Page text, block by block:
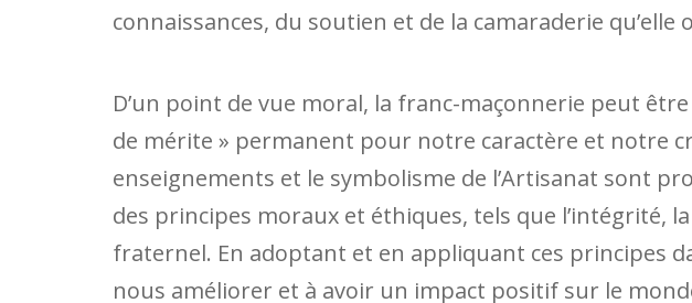
connaissances, du soutien et de la camaraderie qu’elle
D’un point de vue moral, la franc-maçonnerie peut
de mérite » permanent pour notre caractère et notre
enseignements et le symbolisme de l’Artisanat sont
des principes moraux et éthiques, tels que l’intégrité,
fraternel. En adoptant et en appliquant ces principes
nous améliorer et à avoir un impact positif sur le